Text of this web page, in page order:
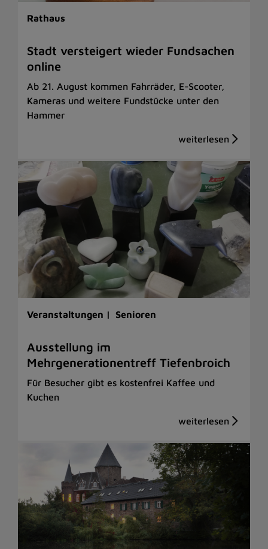
Rathaus
Stadt versteigert wieder Fundsachen
online
Ab 21. August kommen Fahrräder, E-Scooter,
Kameras und weitere Fundstücke unter den
Hammer
Veranstaltungen | Senioren
Ausstellung im
Mehrgenerationentreff Tiefenbroich
Für Besucher gibt es kostenfrei Kaffee und
Kuchen